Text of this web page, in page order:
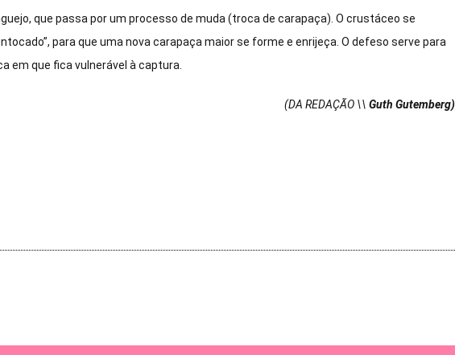
que passa por um processo de muda (troca de carapaça). O crustáceo se
para que uma nova carapaça maior se forme e enrijeça. O defeso serve para
em que fica vulnerável à captura.
(DA REDAÇÃO \\ Guth Gutemberg)